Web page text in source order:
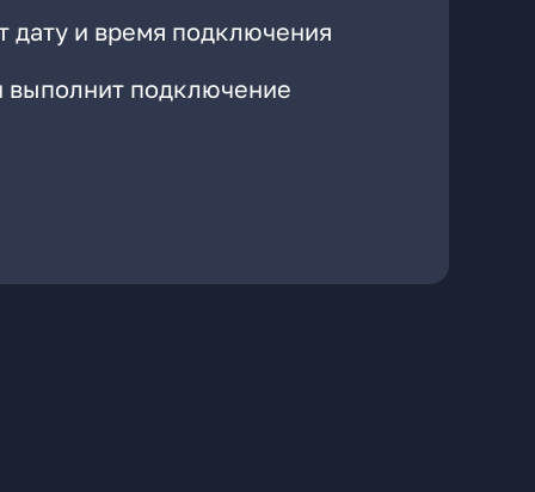
дату и время подключения
выполнит подключение